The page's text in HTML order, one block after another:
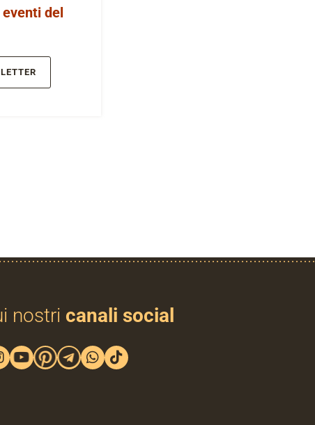
del
nostri canali social